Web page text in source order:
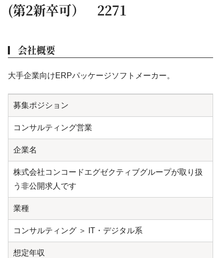
(第2新卒可） 2271
会社概要
大手企業向けERPパッケージソフトメーカー。
募集ポジション
コンサルティング営業
企業名
株式会社コンコードエグゼクティブグループが取り扱
う非公開求人です
業種
コンサルティング ＞ IT・デジタル系
想定年収